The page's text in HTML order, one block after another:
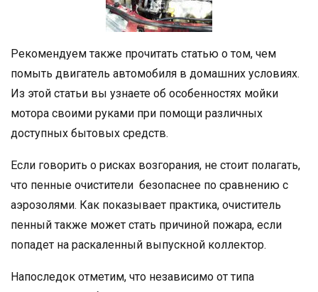
Рекомендуем также прочитать статью о том, чем
помыть двигатель автомобиля в домашних условиях.
Из этой статьи вы узнаете об особенностях мойки
мотора своими руками при помощи различных
доступных бытовых средств.
Если говорить о рисках возгорания, не стоит полагать,
что пенные очистители безопаснее по сравнению с
аэрозолями. Как показывает практика, очиститель
пенный также может стать причиной пожара, если
попадет на раскаленный выпускной коллектор.
Напоследок отметим, что независимо от типа